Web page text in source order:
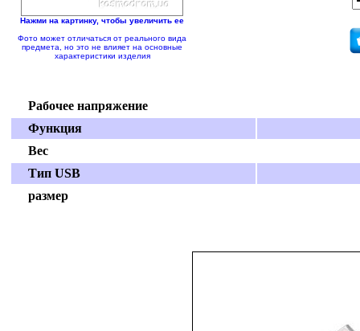
Нажми на картинку, чтобы увеличить ее
Фото может отличаться от реального вида
предмета, но это не влияет на основные
характеристики изделия
Рабочее напряжение
Функция
Вес
Тип USB
размер